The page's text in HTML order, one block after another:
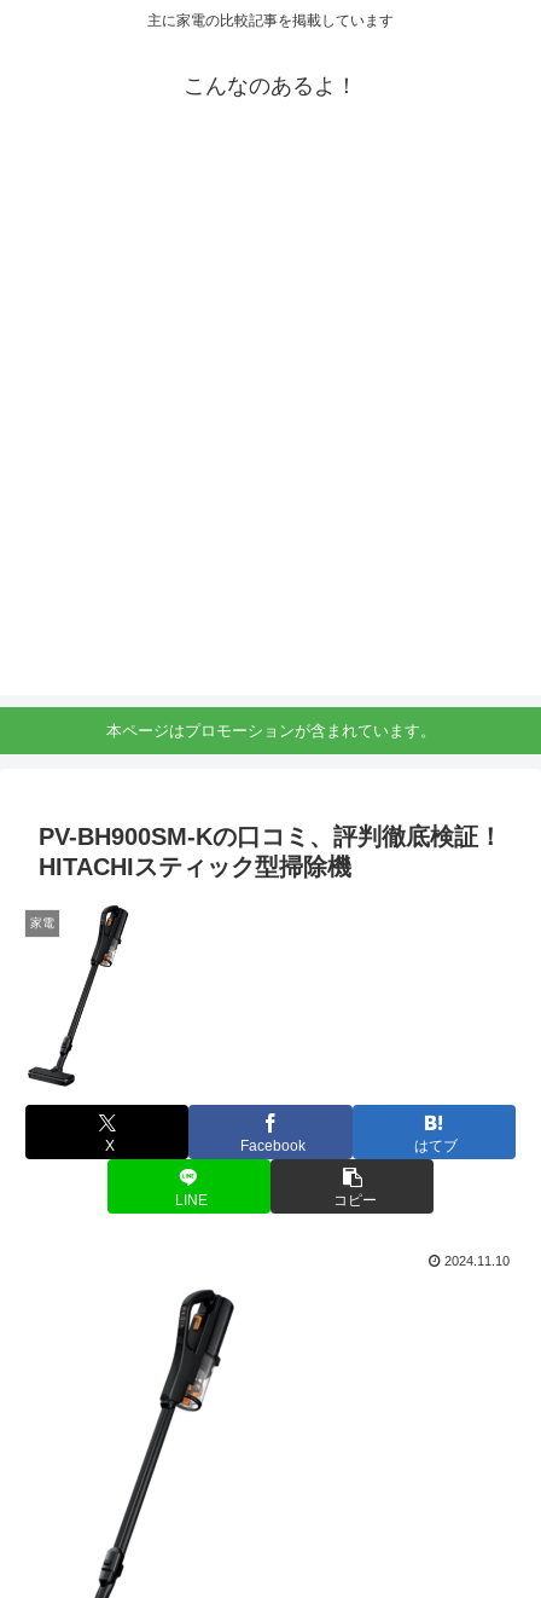
主に家電の比較記事を掲載しています
こんなのあるよ！
本ページはプロモーションが含まれています。
PV-BH900SM-Kの口コミ、評判徹底検証！
HITACHIスティック型掃除機
家電
X Facebook はてブ
LINE コピー
2024.11.10